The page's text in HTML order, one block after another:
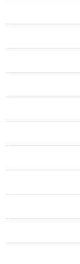
η
ά
ρ